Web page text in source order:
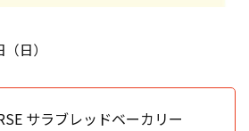
日）
サラブレッドベーカリー